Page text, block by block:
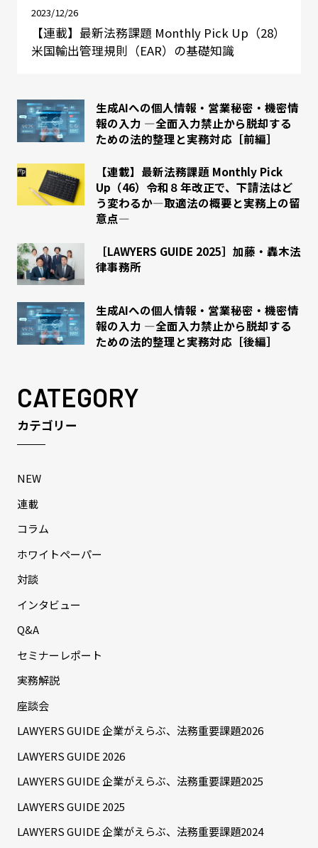
2023/12/26
【連載】最新法務課題 Monthly Pick Up（28）
米国輸出管理規則（EAR）の基礎知識
生成AIへの個人情報・営業秘密・機密情
報の入力 ―全面入力禁止から脱却する
ための法的整理と実務対応［前編］
【連載】最新法務課題 Monthly Pick
Up（46）令和８年改正で、下請法はど
う変わるか―取適法の概要と実務上の留
意点―
［LAWYERS GUIDE 2025］加藤・轟木法
律事務所
生成AIへの個人情報・営業秘密・機密情
報の入力 ―全面入力禁止から脱却する
ための法的整理と実務対応［後編］
CATEGORY
カテゴリー
NEW
連載
コラム
ホワイトペーパー
対談
インタビュー
Q&A
セミナーレポート
実務解説
座談会
LAWYERS GUIDE 企業がえらぶ、法務重要課題2026
LAWYERS GUIDE 2026
LAWYERS GUIDE 企業がえらぶ、法務重要課題2025
LAWYERS GUIDE 2025
LAWYERS GUIDE 企業がえらぶ、法務重要課題2024